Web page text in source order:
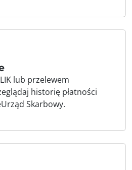
lub przelewem
historię płatności
Skarbowy.